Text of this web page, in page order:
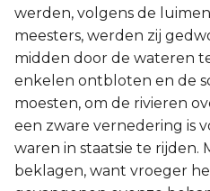
werden, volgens de
meesters, werden zij
midden door de wateren
enkelen ontbloten en de
moesten, om de rivieren
een zware vernedering is
waren in staatsie te rijden.
beklagen, want vroeger